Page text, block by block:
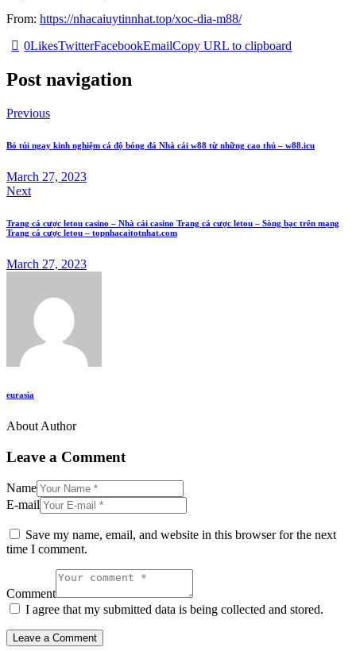
From: https://nhacaiuytinnhat.top/xoc-dia-m88/
0LikesTwitterFacebookEmailCopy URL to clipboard
Post navigation
Previous
Bỏ túi ngay kinh nghiệm cá độ bóng đá Nhà cái w88 từ những cao thủ – w88.icu
March 27, 2023
Next
Trang cá cược letou casino – Nhà cái casino Trang cá cược letou – Sòng bạc trên mạng
Trang cá cược letou – topnhacaitotnhat.com
March 27, 2023
eurasia
About Author
Leave a Comment
Name
E-mail
Save my name, email, and website in this browser for the next
time I comment.
Comment
I agree that my submitted data is being collected and stored.